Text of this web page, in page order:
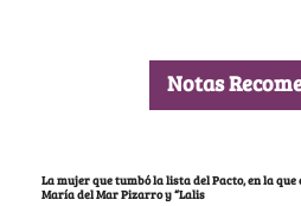
Notas
La mujer que tumbó la lista del Pacto, en la
María del Mar Pizarro y “Lalis